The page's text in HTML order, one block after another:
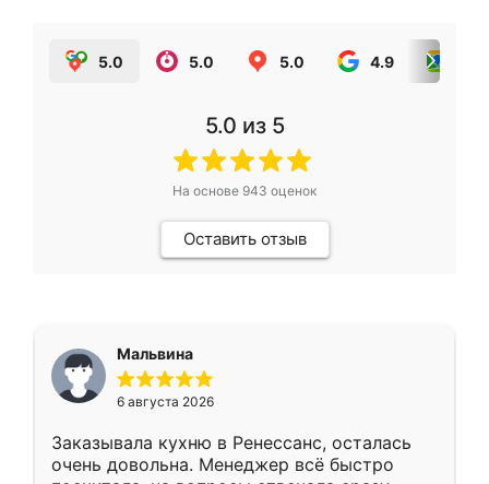
5.0 5.0 5.0 4.9
5.0 из 5
На основе 943 оценок
Оставить отзыв
Мальвина
6 августа 2026
Заказывала кухню в Ренессанс, осталась
очень довольна. Менеджер всё быстро